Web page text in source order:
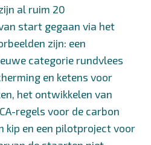
al ruim 20
start gegaan via het
zijn: een
categorie rundvlees
en ketens voor
het ontwikkelen van
regels voor de carbon
kip en een pilotproject voor